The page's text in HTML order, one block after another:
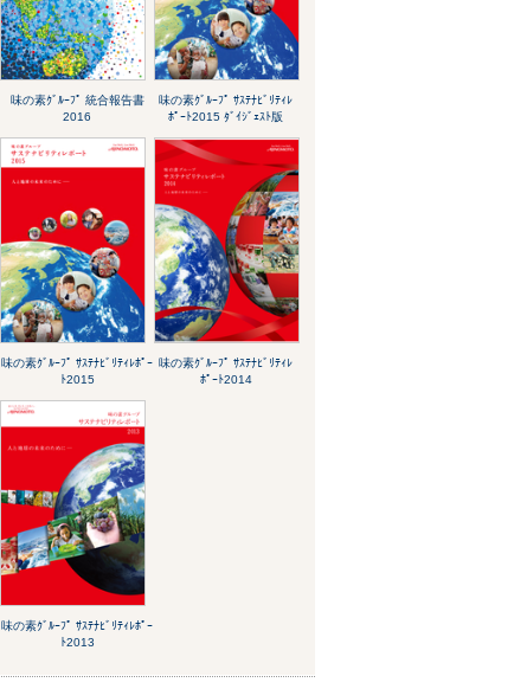
味の素ｸﾞﾙｰﾌﾟ 統合報告書
2016
味の素ｸﾞﾙｰﾌﾟ ｻｽﾃﾅﾋﾞﾘﾃｨﾚ
ﾎﾟｰﾄ2015 ﾀﾞｲｼﾞｪｽﾄ版
味の素ｸﾞﾙｰﾌﾟ ｻｽﾃﾅﾋﾞﾘﾃｨﾚﾎﾟｰ
ﾄ2015
味の素ｸﾞﾙｰﾌﾟ ｻｽﾃﾅﾋﾞﾘﾃｨﾚ
ﾎﾟｰﾄ2014
味の素ｸﾞﾙｰﾌﾟ ｻｽﾃﾅﾋﾞﾘﾃｨﾚﾎﾟｰ
ﾄ2013